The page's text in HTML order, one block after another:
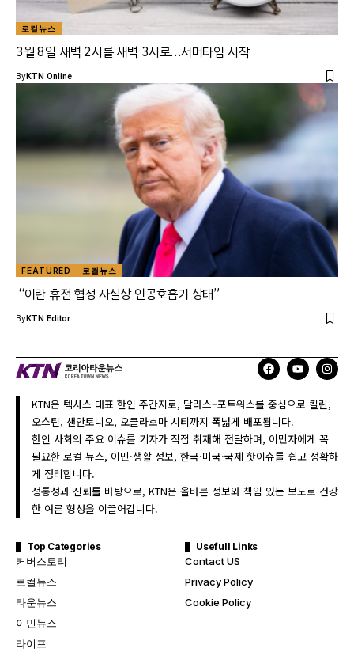
로컬뉴스
3월 8일 새벽 2시를 새벽 3시로…서머타임 시작
ByKTN Online
FEATURED 로컬뉴스
“이란 휴전 협정 사실상 인공호흡기 상태”
ByKTN Editor
KTN은 텍사스 대표 한인 주간지로, 달라스–포트워스를 중심으로 킬린,
오스틴, 샌안토니오, 오클라호마 시티까지 폭넓게 배포됩니다.
한인 사회의 주요 이슈를 기자가 직접 취재해 전달하며, 이민자에게 꼭
필요한 로컬 뉴스, 이민·생활 정보, 한국·미국·국제 핫이슈를 쉽고 정확하
게 정리합니다.
정통성과 신뢰를 바탕으로, KTN은 올바른 정보와 책임 있는 보도로 건강
한 여론 형성을 이끌어갑니다.
Top Categories
커버스토리
로컬뉴스
타운뉴스
이민뉴스
라이프
Usefull Links
Contact US
Privacy Policy
Cookie Policy